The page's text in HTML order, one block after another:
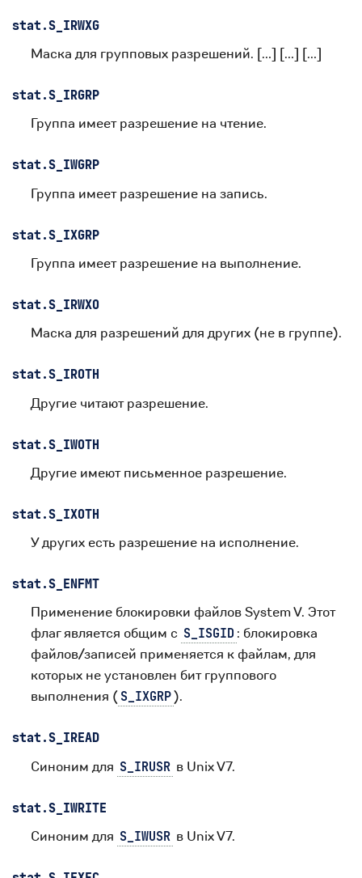
stat.S_IRWXG
Маска для групповых разрешений. […] […] […]
stat.S_IRGRP
Группа имеет разрешение на чтение.
stat.S_IWGRP
Группа имеет разрешение на запись.
stat.S_IXGRP
Группа имеет разрешение на выполнение.
stat.S_IRWXO
Маска для разрешений для других (не в группе).
stat.S_IROTH
Другие читают разрешение.
stat.S_IWOTH
Другие имеют письменное разрешение.
stat.S_IXOTH
У других есть разрешение на исполнение.
stat.S_ENFMT
Применение блокировки файлов System V. Этот
флаг является общим с S_ISGID : блокировка
файлов/записей применяется к файлам, для
которых не установлен бит группового
выполнения ( S_IXGRP).
stat.S_IREAD
Синоним для S_IRUSR в Unix V7.
stat.S_IWRITE
Синоним для S_IWUSR в Unix V7.